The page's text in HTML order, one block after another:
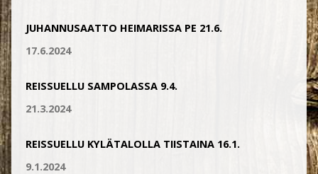
JUHANNUSAATTO HEIMARISSA PE 21.6.
17.6.2024
REISSUELLU SAMPOLASSA 9.4.
21.3.2024
REISSUELLU KYLÄTALOLLA TIISTAINA 16.1.
9.1.2024